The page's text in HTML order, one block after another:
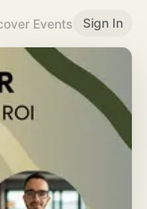
Events Sign In